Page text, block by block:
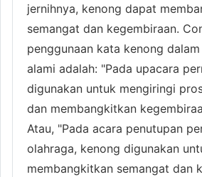
jernihnya, kenong dapat
semangat dan kegembiraan.
penggunaan kata kenong
alami adalah: "Pada upacara
digunakan untuk mengiringi
dan membangkitkan
Atau, "Pada acara penutupan
olahraga, kenong digunakan
membangkitkan semangat dan